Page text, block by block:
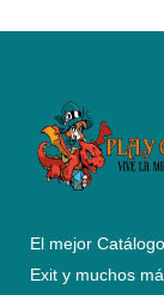
El mejor
Exit y muchos